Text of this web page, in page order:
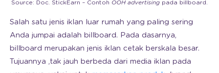
Source: Doc. StickEarn – Contoh OOH advertising pada billboard.
Salah satu jenis iklan luar rumah yang paling sering
Anda jumpai adalah billboard. Pada dasarnya,
billboard merupakan jenis iklan cetak berskala besar.
Tujuannya ,tak jauh berbeda dari media iklan pada